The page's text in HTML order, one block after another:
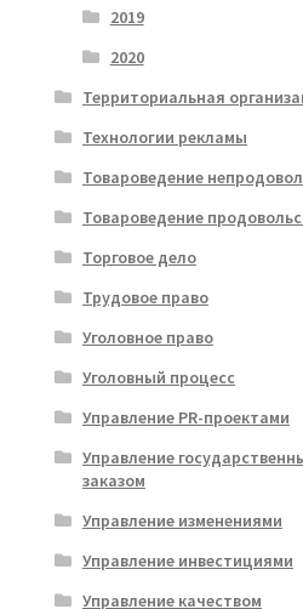
2019
2020
Территориальная
Технологии рекламы
Товароведение
Товароведение
Торговое дело
Трудовое право
Уголовное право
Уголовный процесс
Управление PR-проектами
Управление
заказом
Управление изменениями
Управление инвестициями
Управление качеством